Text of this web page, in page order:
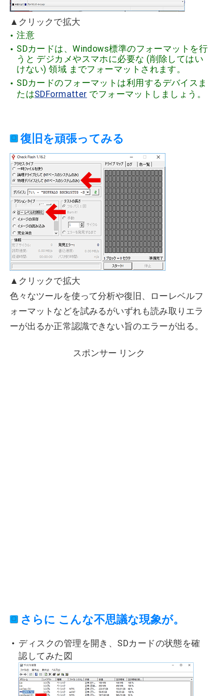
▲クリックで拡大
注意
SDカードは、Windows標準のフォーマットを行
うと デジカメやスマホに必要な (削除してはい
けない) 領域 までフォーマットされます。
SDカードのフォーマットは利用するデバイスま
たはSDFormatter でフォーマットしましょう。
復旧を頑張ってみる
▲クリックで拡大
色々なツールを使って分析や復旧、ローレベルフ
ォーマットなどを試みるがいずれも読み取りエラ
ーが出るか正常認識できない旨のエラーが出る。
スポンサー リンク
さらに こんな不思議な現象が。
ディスクの管理を開き、SDカードの状態を確
認してみた図